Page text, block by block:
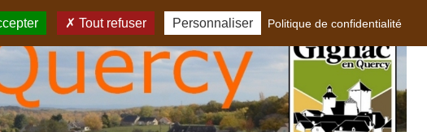
Tout refuser Personnaliser Politique de confidentialité